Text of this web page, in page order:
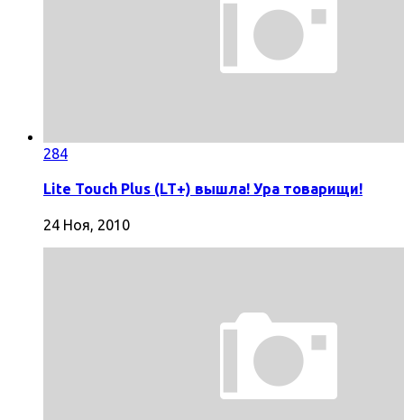
284
Lite Touch Plus (LT+) вышла! Ура товарищи!
24 Ноя, 2010